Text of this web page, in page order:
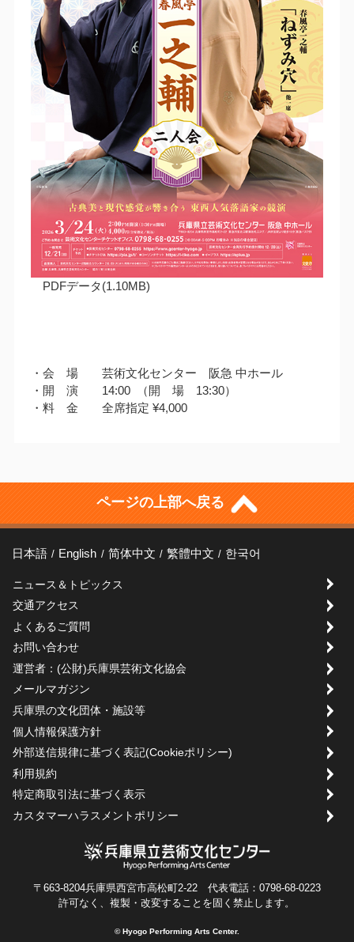
PDFデータ(1.10MB)
・会 場 芸術文化センター 阪急 中ホール
・開 演 14:00 （開 場 13:30）
・料 金 全席指定 ¥4,000
ページの上部へ戻る
日本語 English 简体中文 繁體中文 한국어
ニュース＆トピックス
交通アクセス
よくあるご質問
お問い合わせ
運営者：(公財)兵庫県芸術文化協会
メールマガジン
兵庫県の文化団体・施設等
個人情報保護方針
外部送信規律に基づく表記(Cookieポリシー)
利用規約
特定商取引法に基づく表示
カスタマーハラスメントポリシー
〒663-8204兵庫県西宮市高松町2-22 代表電話：0798-68-0223
許可なく、複製・改変することを固く禁止します。
© Hyogo Performing Arts Center.